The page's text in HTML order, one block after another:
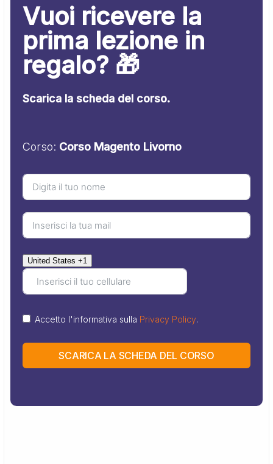
Vuoi ricevere la
prima lezione in
regalo? 🎁
Scarica la scheda del corso.
Corso: Corso Magento Livorno
United States +1
Accetto l'informativa sulla Privacy Policy.
SCARICA LA SCHEDA DEL CORSO